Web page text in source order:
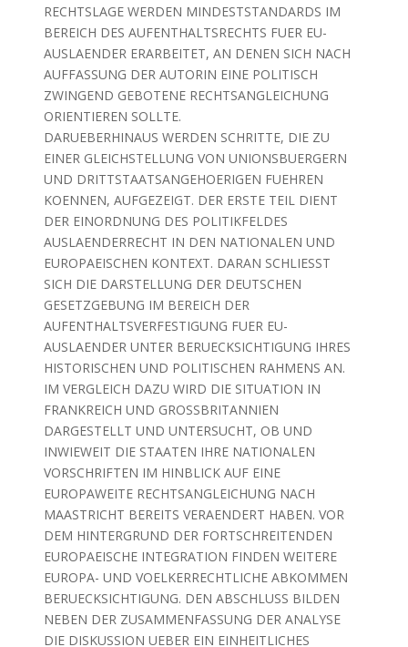
RECHTSLAGE WERDEN MINDESTSTANDARDS IM
BEREICH DES AUFENTHALTSRECHTS FUER EU-
AUSLAENDER ERARBEITET, AN DENEN SICH NACH
AUFFASSUNG DER AUTORIN EINE POLITISCH
ZWINGEND GEBOTENE RECHTSANGLEICHUNG
ORIENTIEREN SOLLTE.
DARUEBERHINAUS WERDEN SCHRITTE, DIE ZU
EINER GLEICHSTELLUNG VON UNIONSBUERGERN
UND DRITTSTAATSANGEHOERIGEN FUEHREN
KOENNEN, AUFGEZEIGT. DER ERSTE TEIL DIENT
DER EINORDNUNG DES POLITIKFELDES
AUSLAENDERRECHT IN DEN NATIONALEN UND
EUROPAEISCHEN KONTEXT. DARAN SCHLIESST
SICH DIE DARSTELLUNG DER DEUTSCHEN
GESETZGEBUNG IM BEREICH DER
AUFENTHALTSVERFESTIGUNG FUER EU-
AUSLAENDER UNTER BERUECKSICHTIGUNG IHRES
HISTORISCHEN UND POLITISCHEN RAHMENS AN.
IM VERGLEICH DAZU WIRD DIE SITUATION IN
FRANKREICH UND GROSSBRITANNIEN
DARGESTELLT UND UNTERSUCHT, OB UND
INWIEWEIT DIE STAATEN IHRE NATIONALEN
VORSCHRIFTEN IM HINBLICK AUF EINE
EUROPAWEITE RECHTSANGLEICHUNG NACH
MAASTRICHT BEREITS VERAENDERT HABEN. VOR
DEM HINTERGRUND DER FORTSCHREITENDEN
EUROPAEISCHE INTEGRATION FINDEN WEITERE
EUROPA- UND VOELKERRECHTLICHE ABKOMMEN
BERUECKSICHTIGUNG. DEN ABSCHLUSS BILDEN
NEBEN DER ZUSAMMENFASSUNG DER ANALYSE
DIE DISKUSSION UEBER EIN EINHEITLICHES